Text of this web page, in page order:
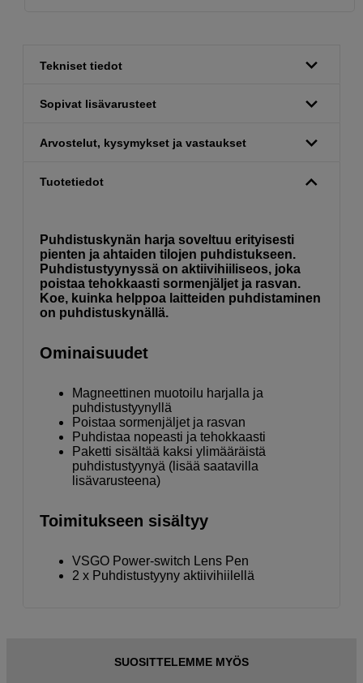
Tekniset tiedot
Sopivat lisävarusteet
Arvostelut, kysymykset ja vastaukset
Tuotetiedot
Puhdistuskynän harja soveltuu erityisesti
pienten ja ahtaiden tilojen puhdistukseen.
Puhdistustyynyssä on aktiivihiiliseos, joka
poistaa tehokkaasti sormenjäljet ja rasvan.
Koe, kuinka helppoa laitteiden puhdistaminen
on puhdistuskynällä.
Ominaisuudet
Magneettinen muotoilu harjalla ja
puhdistustyynyllä
Poistaa sormenjäljet ja rasvan
Puhdistaa nopeasti ja tehokkaasti
Paketti sisältää kaksi ylimääräistä
puhdistustyynyä (lisää saatavilla
lisävarusteena)
Toimitukseen sisältyy
VSGO Power-switch Lens Pen
2 x Puhdistustyyny aktiivihiilellä
SUOSITTELEMME MYÖS